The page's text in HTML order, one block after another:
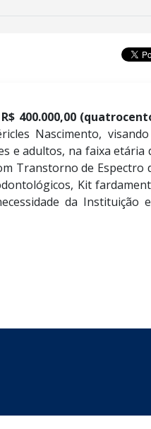
400.000,00
Nascimento,
e adultos, na faixa etária
Transtorno de Espectro
Kit
da Instituição